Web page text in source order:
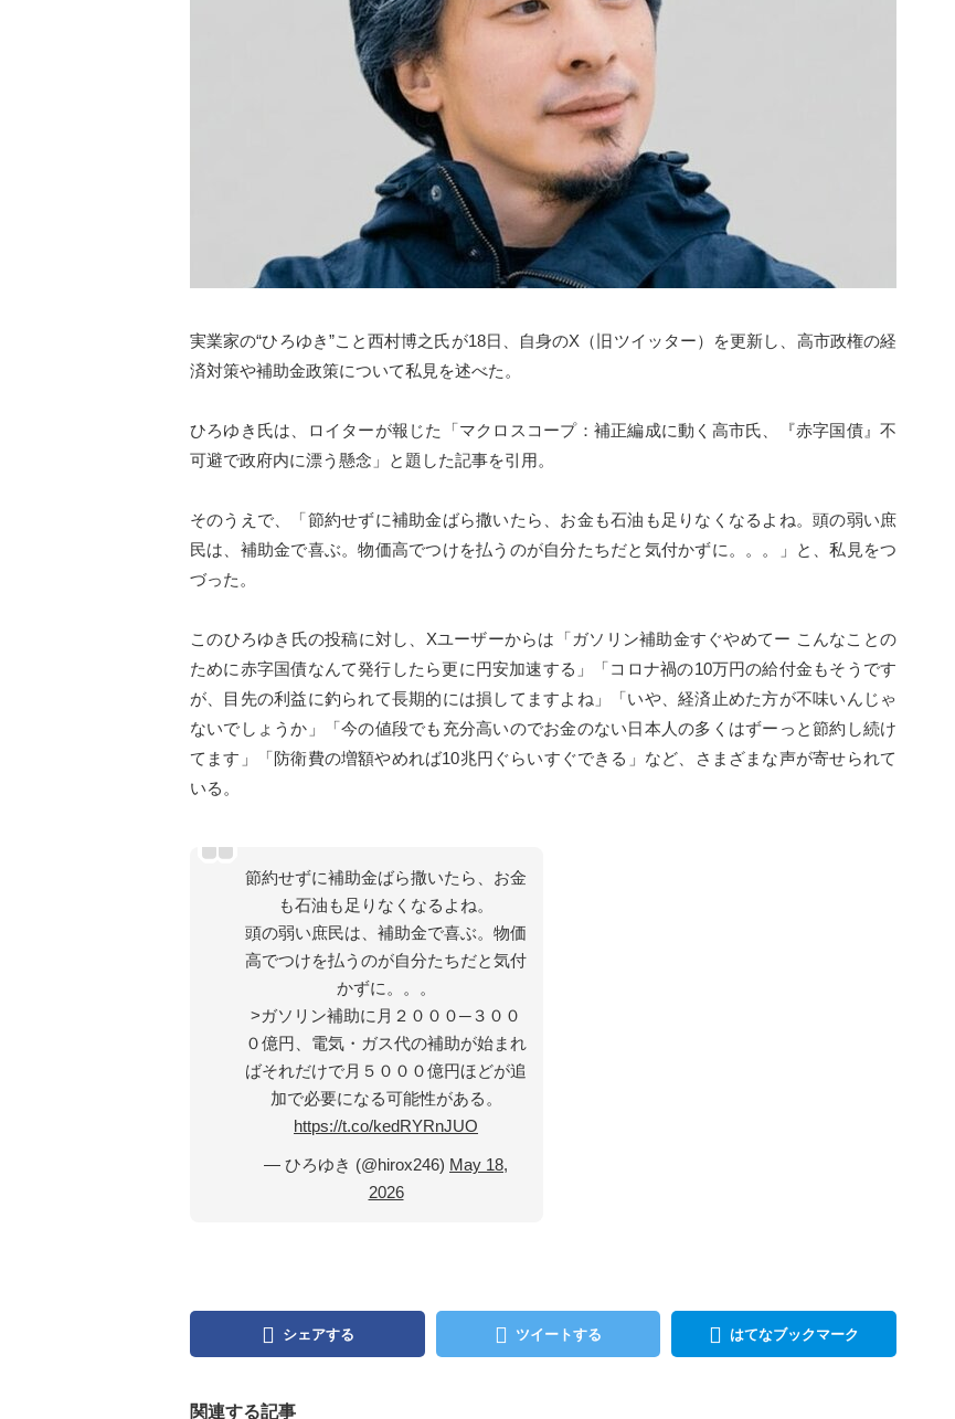
実業家の“ひろゆき”こと西村博之氏が18日、自身のX（旧ツイッター）を更新し、高市政権の経
済対策や補助金政策について私見を述べた。
ひろゆき氏は、ロイターが報じた「マクロスコープ：補正編成に動く高市氏、『赤字国債』不
可避で政府内に漂う懸念」と題した記事を引用。
そのうえで、「節約せずに補助金ばら撒いたら、お金も石油も足りなくなるよね。頭の弱い庶
民は、補助金で喜ぶ。物価高でつけを払うのが自分たちだと気付かずに。。。」と、私見をつ
づった。
このひろゆき氏の投稿に対し、Xユーザーからは「ガソリン補助金すぐやめてー こんなことの
ために赤字国債なんて発行したら更に円安加速する」「コロナ禍の10万円の給付金もそうです
が、目先の利益に釣られて長期的には損してますよね」「いや、経済止めた方が不味いんじゃ
ないでしょうか」「今の値段でも充分高いのでお金のない日本人の多くはずーっと節約し続け
てます」「防衛費の増額やめれば10兆円ぐらいすぐできる」など、さまざまな声が寄せられて
いる。
節約せずに補助金ばら撒いたら、お金
も石油も足りなくなるよね。
頭の弱い庶民は、補助金で喜ぶ。物価
高でつけを払うのが自分たちだと気付
かずに。。。
>ガソリン補助に月２０００─３００
０億円、電気・ガス代の補助が始まれ
ばそれだけで月５０００億円ほどが追
加で必要になる可能性がある。
https://t.co/kedRYRnJUO
— ひろゆき (@hirox246) May 18,
2026
シェアする ツイートする はてなブックマーク
関連する記事
記事を読む